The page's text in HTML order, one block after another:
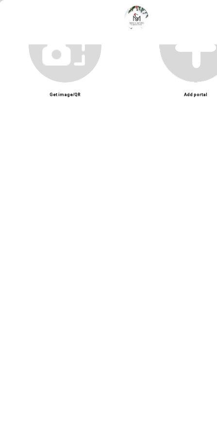
Unmute
Soulmate Hair Beauty & Eyelash Nail – Salon tóc và làm đẹp chuyên nghiệp
Get image/QR Add portal